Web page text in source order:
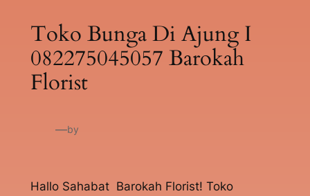
Toko Bunga Di Ajung I
082275045057 Barokah
Florist
—by
Hallo Sahabat Barokah Florist! Toko